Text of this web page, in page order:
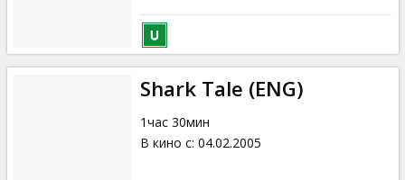
Shark Tale (ENG)
1час 30мин
В кино с: 04.02.2005